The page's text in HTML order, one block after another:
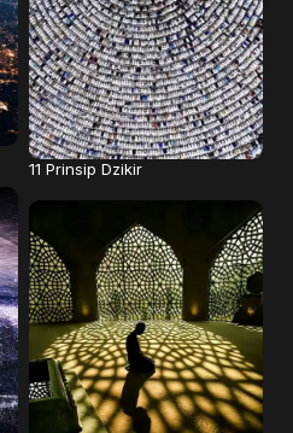
11 Prinsip Dzikir